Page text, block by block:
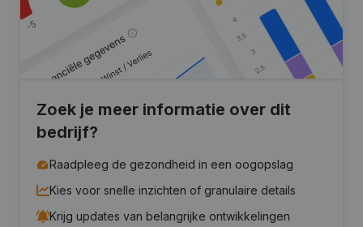
Zoek je meer informatie over dit
bedrijf?
Raadpleeg de gezondheid in een oogopslag
Kies voor snelle inzichten of granulaire details
Krijg updates van belangrijke ontwikkelingen